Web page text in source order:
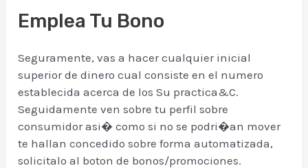
Emplea Tu Bono
Seguramente, vas a hacer cualquier inicial
superior de dinero cual consiste en el numero
establecida acerca de los Su practica&C.
Seguidamente ven sobre tu perfil sobre
consumidor asi� como si no se podri�an mover
te hallan concedido sobre forma automatizada,
solicitalo al boton de bonos/promociones.